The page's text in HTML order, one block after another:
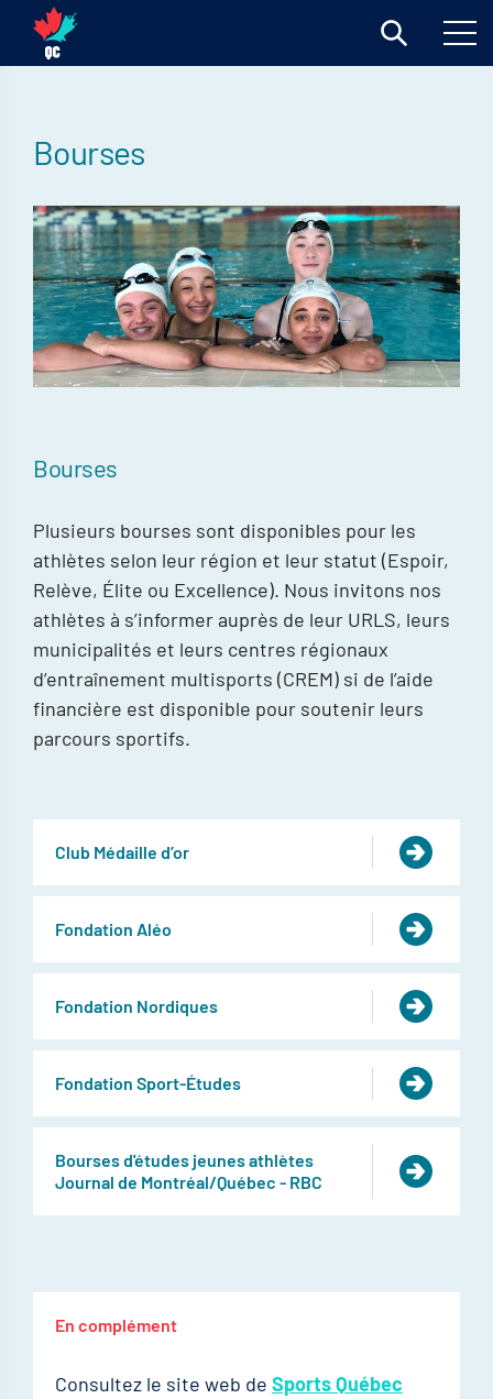
Bourses
Bourses
Plusieurs bourses sont disponibles pour les
athlètes selon leur région et leur statut (Espoir,
Relève, Élite ou Excellence). Nous invitons nos
athlètes à s’informer auprès de leur URLS, leurs
municipalités et leurs centres régionaux
d’entraînement multisports (CREM) si de l’aide
financière est disponible pour soutenir leurs
parcours sportifs.
Club Médaille d’or
Fondation Aléo
Fondation Nordiques
Fondation Sport-Études
Bourses d'études jeunes athlètes
Journal de Montréal/Québec - RBC
En complément
Consultez le site web de Sports Québec